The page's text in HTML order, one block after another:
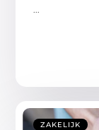
ZAKELIJK